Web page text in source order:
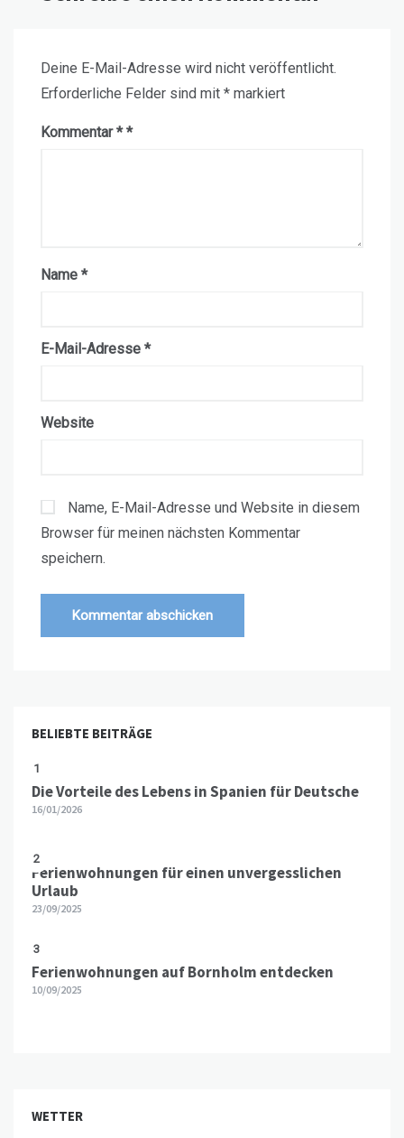
Deine E-Mail-Adresse wird nicht veröffentlicht.
Erforderliche Felder sind mit * markiert
Kommentar*
Name *
E-Mail-Adresse *
Website
Name, E-Mail-Adresse und Website in diesem
Browser für meinen nächsten Kommentar
speichern.
BELIEBTE BEITRÄGE
1
Die Vorteile des Lebens in Spanien für Deutsche
16/01/2026
2
Ferienwohnungen für einen unvergesslichen
Urlaub
23/09/2025
3
Ferienwohnungen auf Bornholm entdecken
10/09/2025
WETTER